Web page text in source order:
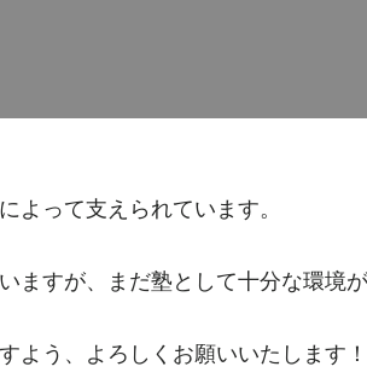
よって支えられています。
ますが、まだ塾として十分な環境
よう、よろしくお願いいたします！